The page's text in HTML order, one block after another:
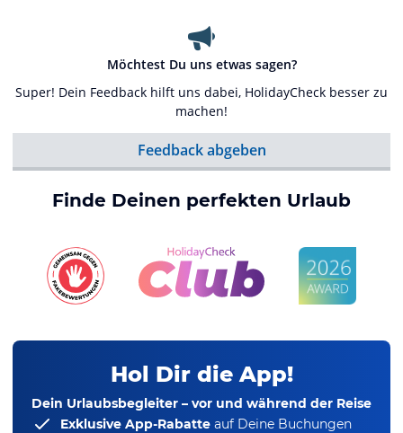
Möchtest Du uns etwas sagen?
Super! Dein Feedback hilft uns dabei, HolidayCheck besser zu
machen!
Feedback abgeben
Finde Deinen perfekten Urlaub
Hol Dir die App!
Dein Urlaubsbegleiter – vor und während der Reise
Exklusive App-Rabatte auf Deine Buchungen